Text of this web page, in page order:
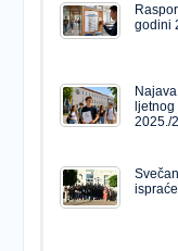
godini
2025./